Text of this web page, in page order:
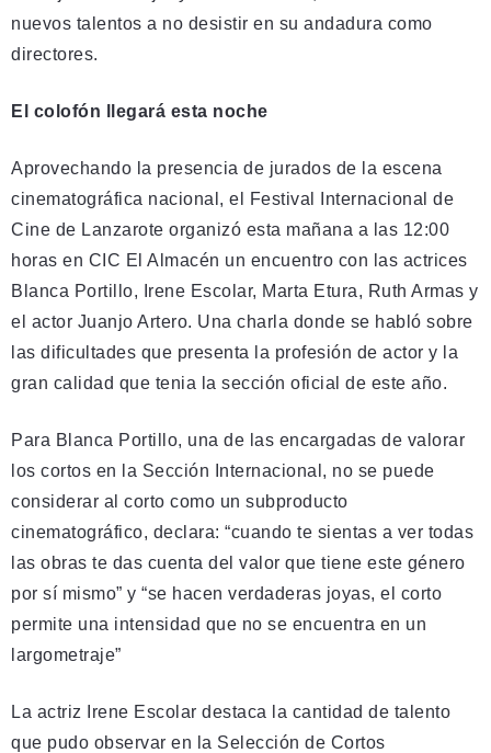
nuevos talentos a no desistir en su andadura como
directores.
El colofón llegará esta noche
Aprovechando la presencia de jurados de la escena
cinematográfica nacional, el Festival Internacional de
Cine de Lanzarote organizó esta mañana a las 12:00
horas en CIC El Almacén un encuentro con las actrices
Blanca Portillo, Irene Escolar, Marta Etura, Ruth Armas y
el actor Juanjo Artero. Una charla donde se habló sobre
las dificultades que presenta la profesión de actor y la
gran calidad que tenia la sección oficial de este año.
Para Blanca Portillo, una de las encargadas de valorar
los cortos en la Sección Internacional, no se puede
considerar al corto como un subproducto
cinematográfico, declara: “cuando te sientas a ver todas
las obras te das cuenta del valor que tiene este género
por sí mismo” y “se hacen verdaderas joyas, el corto
permite una intensidad que no se encuentra en un
largometraje”
La actriz Irene Escolar destaca la cantidad de talento
que pudo observar en la Selección de Cortos